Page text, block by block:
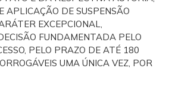
APLICAÇÃO DE SUSPENSÃO
EXCEPCIONAL,
FUNDAMENTADA PELO
PELO PRAZO DE ATÉ 180
UMA ÚNICA VEZ, POR